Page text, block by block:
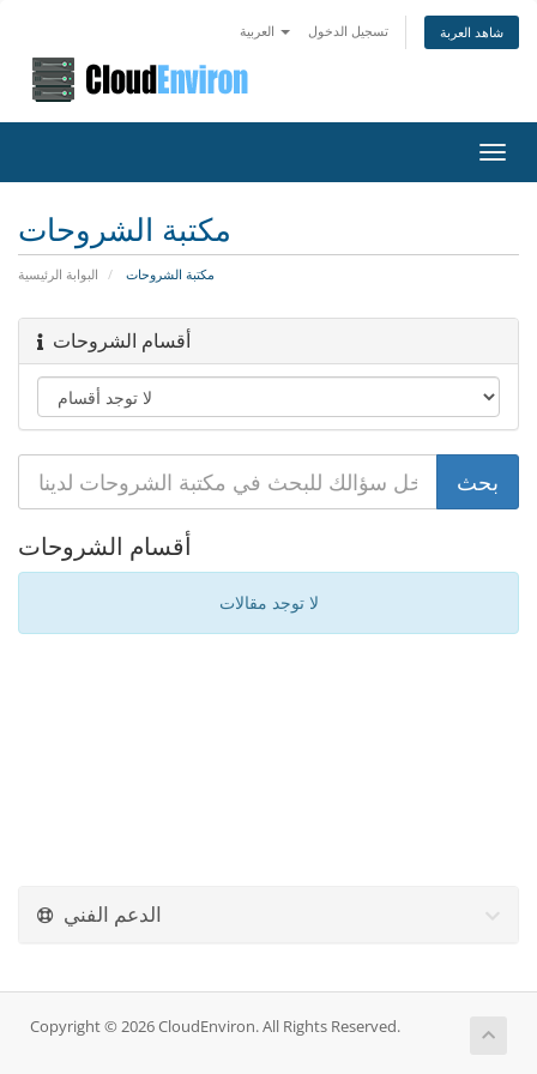
تسجيل الدخول شاهد العربة
مكتبة الشروحات
البوابة الرئيسية مكتبة الشروحات
أقسام الشروحات
أقسام الشروحات
لا توجد مقالات
الدعم الفني
Copyright © 2026 CloudEnviron. All Rights Reserved.